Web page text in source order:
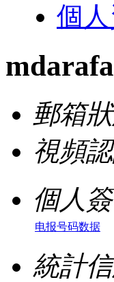
個
郵箱
視頻
個人
电报号码数据
統計